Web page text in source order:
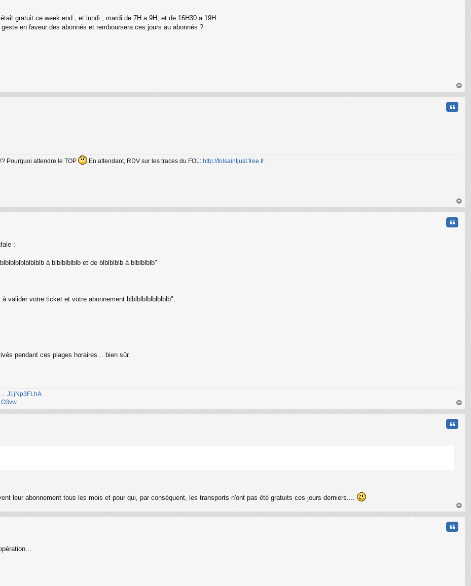
gratuit ce week end , et lundi , mardi de 7H a 9H, et de 16H30 a 19H
en faveur des abonnés et remboursera ces jours au abonnés ?
au
Pourquoi attendre le TOP En attendant, RDV sur les traces du FOL: http://folsaintjust.free.fr.
au
:
à blblblblblb et de blblblblb à blblblblb"
valider votre ticket et votre abonnement blblblblblblblblb".
pendant ces plages horaires... bien sûr.
J1jNp3FLhA
au
leur abonnement tous les mois et pour qui, par conséquent, les transports n'ont pas été gratuits ces jours derniers....
au